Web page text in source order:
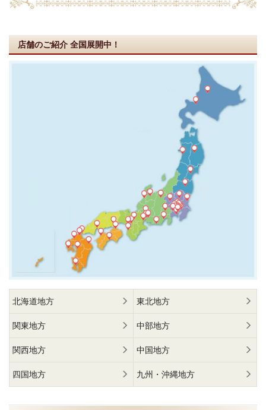
店舗のご紹介 全国展開中！
北海道地方 東北地方
関東地方 中部地方
関西地方 中国地方
四国地方 九州・沖縄地方